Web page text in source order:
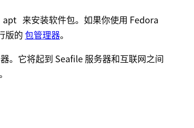
apt 来安装软件包。如果你使用 Fedora
版的包管理器。
。它将起到 Seafile 服务器和互联网之间